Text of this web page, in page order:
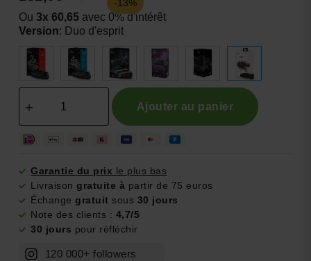
Version: Duo d'esprit
Ou 3x 60,65 avec 0% d'intérêt
-13%
Ajouter au panier
Garantie du prix le plus bas
Livraison gratuite à partir de 75 euros
Échange gratuitsous 30 jours
Note des clients : 4,7/5
30 jours pour réfléchir
120 000+ followers